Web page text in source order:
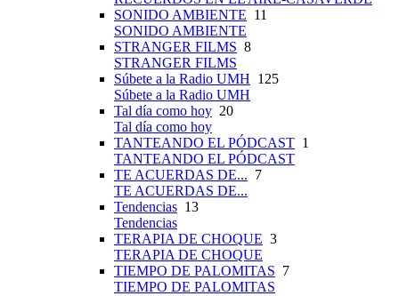
SONIDO AMBIENTE 11
SONIDO AMBIENTE
STRANGER FILMS 8
STRANGER FILMS
Súbete a la Radio UMH 125
Súbete a la Radio UMH
Tal día como hoy 20
Tal día como hoy
TANTEANDO EL PÓDCAST 1
TANTEANDO EL PÓDCAST
TE ACUERDAS DE... 7
TE ACUERDAS DE...
Tendencias 13
Tendencias
TERAPIA DE CHOQUE 3
TERAPIA DE CHOQUE
TIEMPO DE PALOMITAS 7
TIEMPO DE PALOMITAS